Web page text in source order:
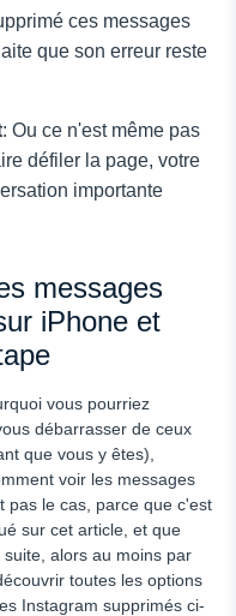
ces messages
que son erreur reste
: Ou ce n'est même pas
défiler la page, votre
importante
messages
iPhone et
vous pourriez
débarrasser de ceux
que vous y êtes),
voir les messages
pas le cas, parce que c'est
sur cet article, et que
alors au moins par
toutes les options
Instagram supprimés ci-